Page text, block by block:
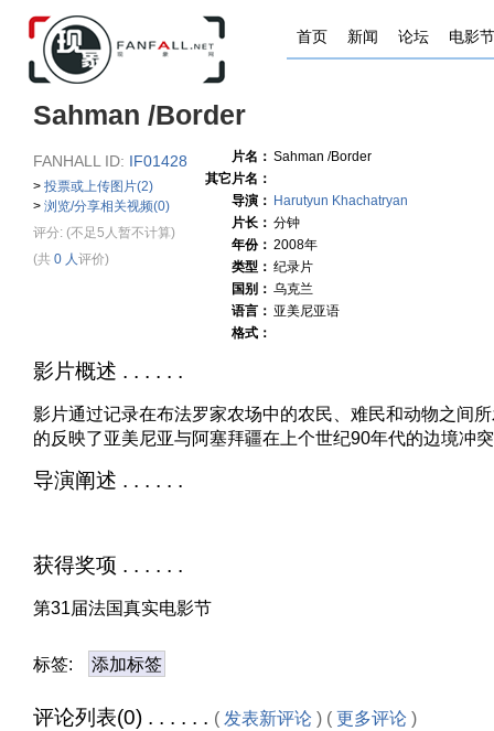
首页 新闻 论坛 电影节
Sahman /Border
FANHALL ID: IF01428
> 投票或上传图片(2)
> 浏览/分享相关视频(0)
评分: (不足5人暂不计算)
(共 0 人评价)
片名： Sahman /Border
其它片名：
导演： Harutyun Khachatryan
片长： 分钟
年份： 2008年
类型： 纪录片
国别： 乌克兰
语言： 亚美尼亚语
格式：
影片概述 . . . . . .
影片通过记录在布法罗家农场中的农民、难民和动物之间
的反映了亚美尼亚与阿塞拜疆在上个世纪90年代的边境冲
导演阐述 . . . . . .
获得奖项 . . . . . .
第31届法国真实电影节
标签: 添加标签
评论列表(0) . . . . . . ( 发表新评论 ) ( 更多评论 )